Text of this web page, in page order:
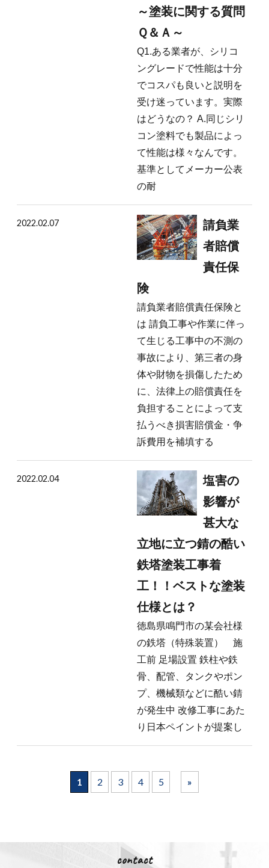
～塗装に関する質問
Ｑ＆Ａ～
Q1.ある業者が、シリコ
ングレードで性能は十分
でコスパも良いと説明を
受け迷っています。実際
はどうなの？ A.同じシリ
コン塗料でも製品によっ
て性能は様々なんです。
基準としてメーカー公表
の耐
2022.02.07
請負業
者賠償
責任保
険
請負業者賠償責任保険と
は 請負工事や作業に伴っ
て生じる工事中の不測の
事故により、第三者の身
体や財物を損傷したため
に、法律上の賠償責任を
負担することによって支
払うべき損害賠償金・争
訴費用を補填する
2022.02.04
塩害の
影響が
甚大な
立地に立つ錆の酷い
鉄塔塗装工事着
工！！ベストな塗装
仕様とは？
徳島県鳴門市の某会社様
の鉄塔（特殊装置） 施
工前 足場設置 鉄柱や鉄
骨、配管、タンクやポン
プ、機械類などに酷い錆
が発生中 改修工事にあた
り日本ペイントが提案し
1 2 3 4 5 »
contact